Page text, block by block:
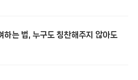
하는 법, 누구도 칭찬해주지 않아도